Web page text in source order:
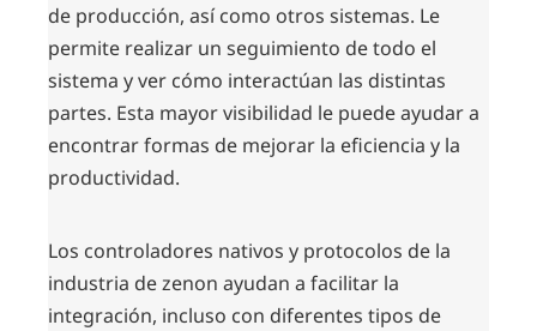
de producción, así como otros sistemas. Le
permite realizar un seguimiento de todo el
sistema y ver cómo interactúan las distintas
partes. Esta mayor visibilidad le puede ayudar a
encontrar formas de mejorar la eficiencia y la
productividad.
Los controladores nativos y protocolos de la
industria de zenon ayudan a facilitar la
integración, incluso con diferentes tipos de